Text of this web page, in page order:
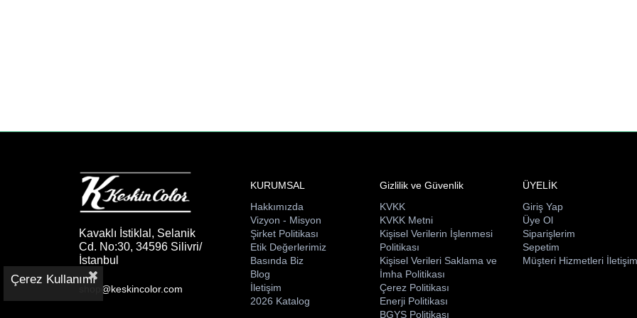
Kavaklı İstiklal, Selanik
Cd. No:30, 34596 Silivri/
İstanbul
shop@keskincolor.com
KURUMSAL
Hakkımızda
Vizyon - Misyon
Şirket Politikası
Etik Değerlerimiz
Basında Biz
Blog
İletişim
2026 Katalog
Gizlilik ve Güvenlik
KVKK
KVKK Metni
Kişisel Verilerin İşlenmesi
Politikası
Kişisel Verileri Saklama ve
İmha Politikası
Çerez Politikası
Enerji Politikası
BGYS Politikası
ÜYELİK
Giriş Yap
Üye Ol
Siparişlerim
Sepetim
Müşteri Hizmetleri İletişim
Çerez Kullanımı